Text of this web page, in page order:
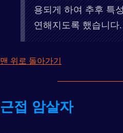
용되게 하여 추후 특
연해지도록 했습니다.
맨 위로 돌아가기
근접 암살자